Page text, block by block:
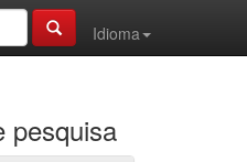
Idioma
pesquisa